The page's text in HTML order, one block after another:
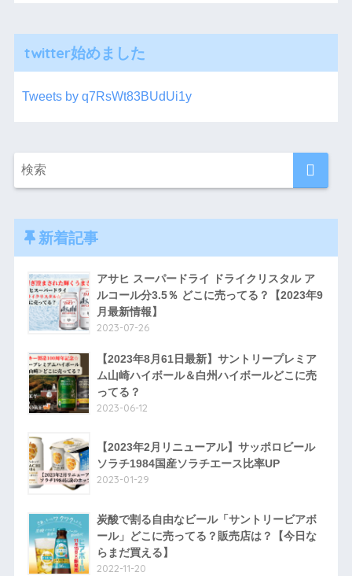
twitter始めました
Tweets by q7RsWt83BUdUi1y
新着記事
アサヒ スーパードライ ドライクリスタル ア
ルコール分3.5％ どこに売ってる？【2023年9
月最新情報】
2023-07-26
【2023年8月61日最新】サントリープレミア
ム山崎ハイボール＆白州ハイボールどこに売
ってる？
2023-06-12
【2023年2月リニューアル】サッポロビール
ソラチ1984国産ソラチエース比率UP
2023-01-29
炭酸で割る自由なビール「サントリービアボ
ール」どこに売ってる？販売店は？【今日な
らまだ買える】
2022-11-20